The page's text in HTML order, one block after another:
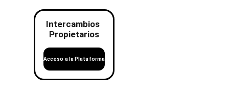
Intercambios
Propietarios
Acceso a la Plataforma